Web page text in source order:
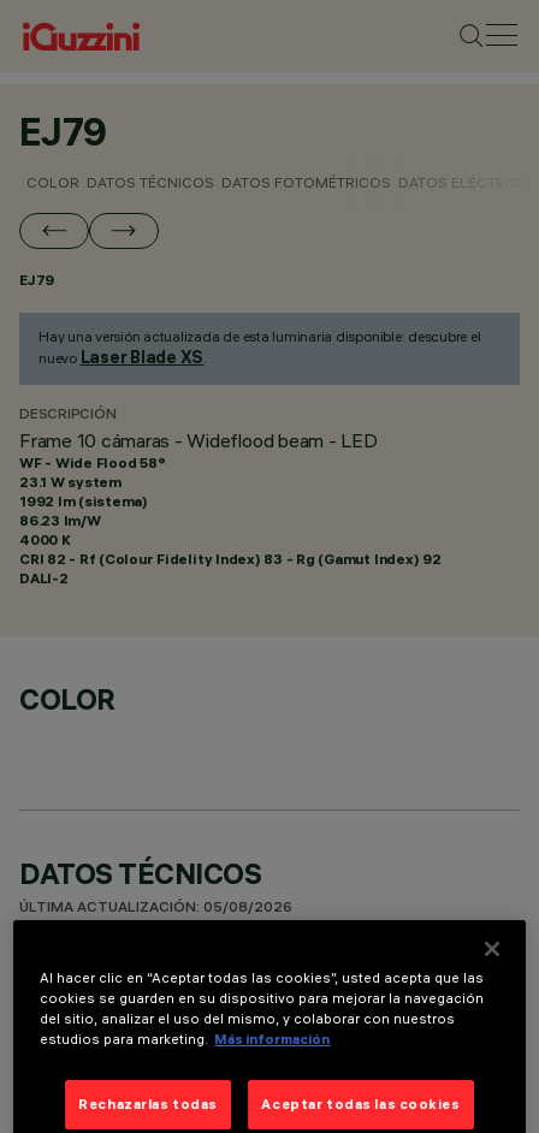
EJ79
COLOR DATOS TÉCNICOS DATOS FOTOMÉTRICOS DATOS
EJ79
Hay una versión actualizada de esta luminaria disponible: descubre el
nuevo Laser Blade XS.
DESCRIPCIÓN
Frame 10 cámaras - Wideflood beam - LED
WF - Wide Flood 58°
23.1 W system
1992 lm (sistema)
86.23 lm/W
4000 K
CRI 82 - Rf (Colour Fidelity Index) 83 - Rg (Gamut Index) 92
DALI-2
COLOR
DATOS TÉCNICOS
ÚLTIMA ACTUALIZACIÓN: 05/08/2026
DESCRIPCIÓN
Luminaria miniaturizada empotrable lineal con 10 elementos
ópticos para lámparas led - ópticas fijas No obstante las
patentada del sistema óptico garantiza un flujo eficaz y un
Al hacer clic en “Aceptar todas las cookies”, usted acepta que las
cookies se guarden en su dispositivo para mejorar la navegación
del sitio, analizar el uso del mismo, y colaborar con nuestros
estudios para marketing.
Más información
Rechazarlas todas Aceptar todas las cookies